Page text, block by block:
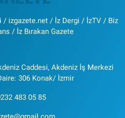
/ izgazete.net / İz Dergi / İzTV / Biz
/ İz Bırakan Gazete
Caddesi, Akdeniz İş Merkezi
306 Konak/ İzmir
483 05 85